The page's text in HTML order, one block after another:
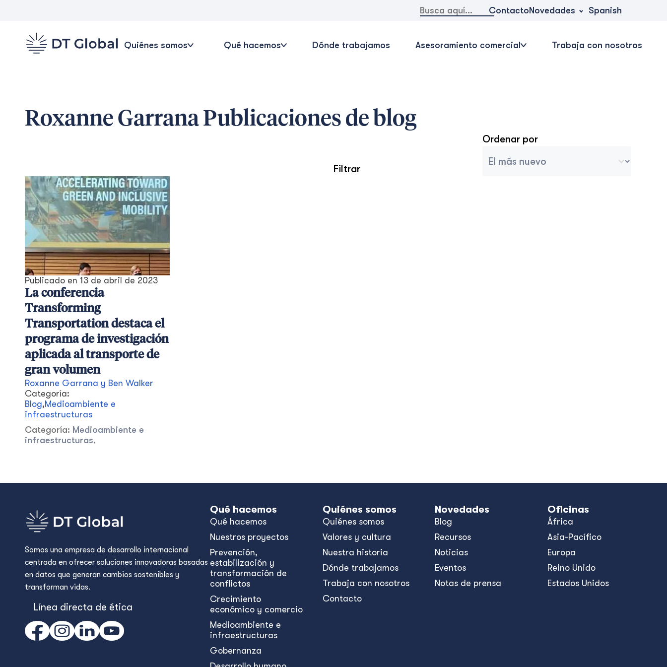
Buscar: ContactoNovedades Spanish
Quiénes somos Qué hacemos Dónde trabajamos Asesoramiento comercial Trabaja con nosotros
Roxanne GarranaPublicaciones de blog
Filtrar
Ordenar por
Publicado en 13 de abril de 2023
La conferencia
Transforming
Transportation destaca el
programa de investigación
aplicada al transporte de
gran volumen
Roxanne Garrana y Ben Walker
Categoría:
Blog,Medioambiente e
infraestructuras
Categoría: Medioambiente e
infraestructuras,
Somos una empresa de desarrollo internacional
centrada en ofrecer soluciones innovadoras basadas
en datos que generan cambios sostenibles y
transforman vidas.
Línea directa de ética
Qué hacemos
Qué hacemos
Nuestros proyectos
Prevención,
estabilización y
transformación de
conflictos
Crecimiento
económico y comercio
Medioambiente e
infraestructuras
Gobernanza
Quiénes somos
Quiénes somos
Valores y cultura
Nuestra historia
Dónde trabajamos
Trabaja con nosotros
Contacto
Novedades
Blog
Recursos
Noticias
Eventos
Notas de prensa
Oficinas
África
Asia-Pacífico
Europa
Reino Unido
Estados Unidos